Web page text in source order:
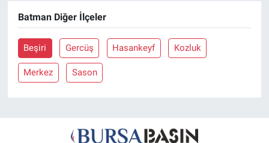
Batman Diğer İlçeler
Beşiri Gercüş Hasankeyf Kozluk
Merkez Sason
Spor
Nöbetçi Eczaneler